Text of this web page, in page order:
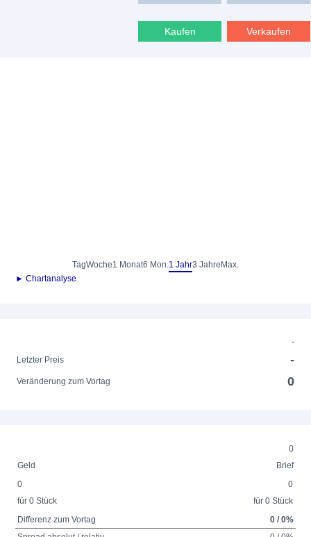
Kaufen Verkaufen
TagWoche1 Monat6 Mon.1 Jahr3 Jahre Max.
► Chartanalyse
-
Letzter Preis
-
Veränderung zum Vortag 0
0
Geld
Brief
0
für 0 Stück
0
für 0 Stück
Differenz zum Vortag
0 / 0%